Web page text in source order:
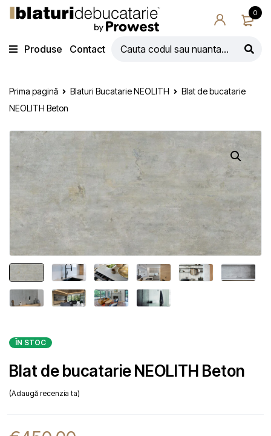
0
Produse Contact
Prima pagină Blaturi Bucatarie NEOLITH
Blat de bucatarie
NEOLITH Beton
ÎN STOC
Blat de bucatarie NEOLITH Beton
Adaugă recenzia ta